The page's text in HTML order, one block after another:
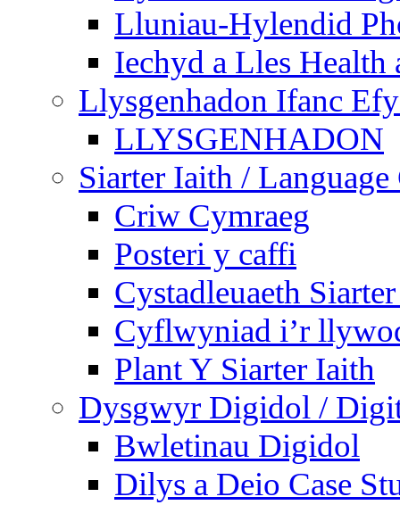
Lluniau-Hylendid
Iechyd a Lles Health
Llysgenhadon Ifanc
LLYSGENHADON
Siarter Iaith / Language
Criw Cymraeg
Posteri y caffi
Cystadleuaeth
Cyflwyniad i’r
Plant Y Siarter Iaith
Dysgwyr Digidol /
Bwletinau Digidol
Dilys a Deio Case